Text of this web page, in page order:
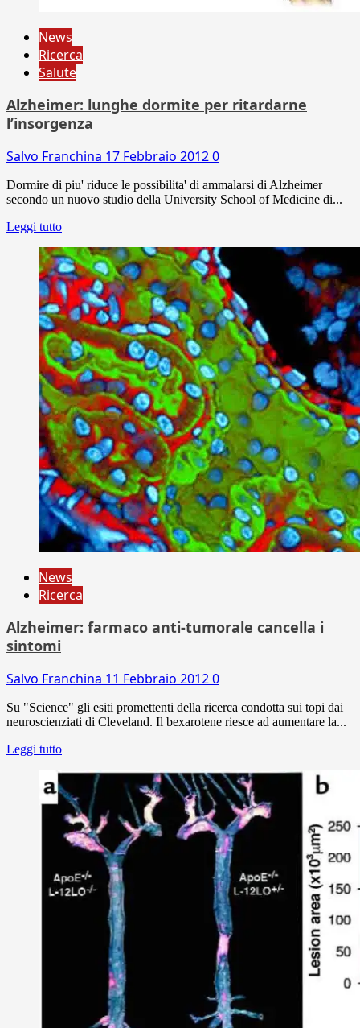
News
Ricerca
Salute
Alzheimer: lunghe dormite per ritardarne
l’insorgenza
Salvo Franchina 17 Febbraio 20120
Dormire di piu' riduce le possibilita' di ammalarsi di Alzheimer
secondo un nuovo studio della University School of Medicine di...
Leggi tutto
News
Ricerca
Alzheimer: farmaco anti-tumorale cancella i
sintomi
Salvo Franchina 11 Febbraio 20120
Su "Science" gli esiti promettenti della ricerca condotta sui topi dai
neuroscienziati di Cleveland. Il bexarotene riesce ad aumentare la...
Leggi tutto